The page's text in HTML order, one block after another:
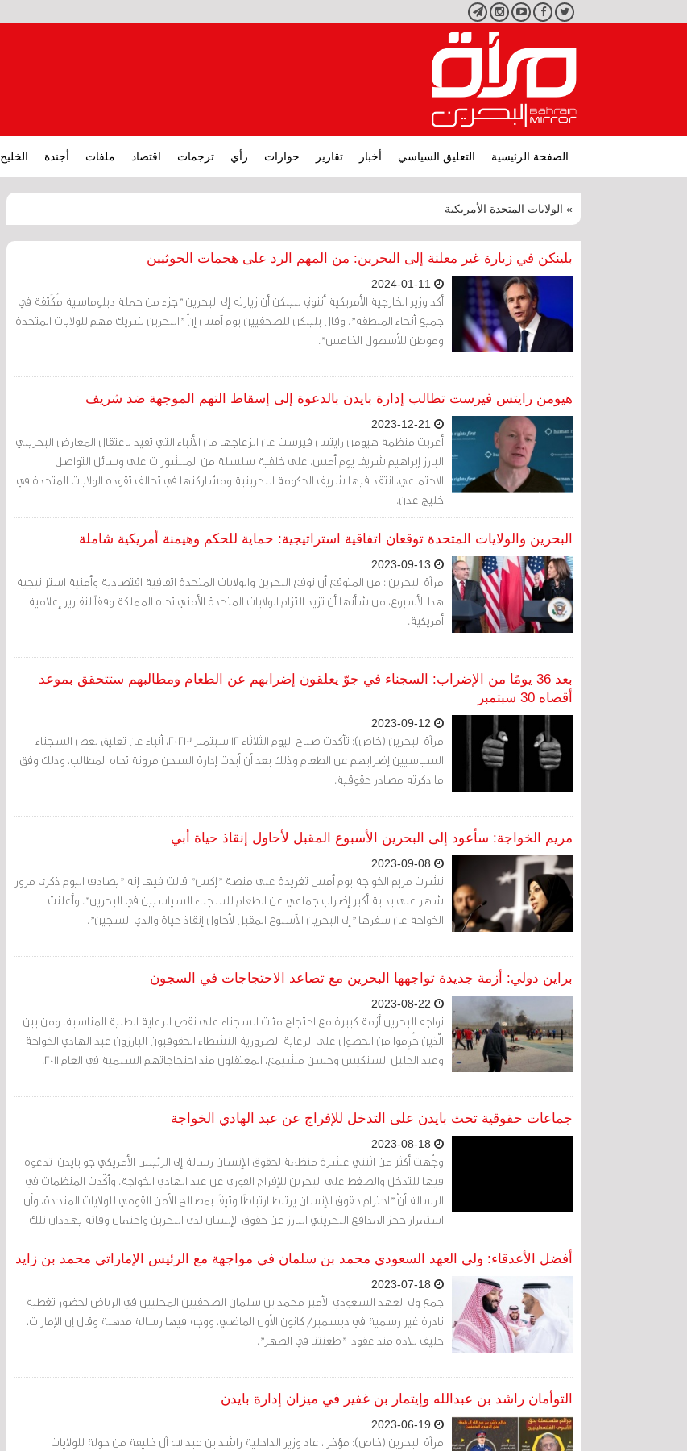
تويتر فيسبوكيوتيوبانستجرامتليجرام
الصفحة الرئيسية التعليق السياسي أخبار تقارير حوارات رأي ترجمات اقتصاد ملفات أجندة الخليج
» الولايات المتحدة الأمريكية
بلينكن في زيارة غير معلنة إلى البحرين: من المهم الرد على هجمات الحوثيين
أكد وزير الخارجية الأمريكية أنتوني بلينكن أن زيارته إلى البحرين "جزء من حملة دبلوماسية مُكَثفة في
جميع أنحاء المنطقة". وقال بلينكن للصحفيين يوم أمس إنّ "البحرين شريك مهم للولايات المتحدة
وموطن للأسطول الخامس".
هيومن رايتس فيرست تطالب إدارة بايدن بالدعوة إلى إسقاط التهم الموجهة ضد شريف
أعربت منظمة هيومن رايتس فيرست عن انزعاجها من الأنباء التي تفيد باعتقال المعارض البحريني
البارز إبراهيم شريف يوم أمس، على خلفية سلسلة من المنشورات على وسائل التواصل
الاجتماعي، انتقد فيها شريف الحكومة البحرينية ومشاركتها في تحالف تقوده الولايات المتحدة في
خليج عدن.
البحرين والولايات المتحدة توقعان اتفاقية استراتيجية: حماية للحكم وهيمنة أمريكية شاملة
مرآة البحرين : من المتوقع أن توقع البحرين والولايات المتحدة اتفاقية اقتصادية وأمنية استراتيجية
هذا الأسبوع، من شأنها أن تزيد التزام الولايات المتحدة الأمني تجاه المملكة وفقاً لتقارير إعلامية
أمريكية.
بعد 36 يومًا من الإضراب: السجناء في جوّ يعلقون إضرابهم عن الطعام ومطالبهم ستتحقق بموعد
أقصاه 30 سبتمبر
مرآة البحرين (خاص): تأكدت صباح اليوم الثلاثاء 12 سبتمبر 2023، أنباء عن تعليق بعض السجناء
السياسيين إضرابهم عن الطعام وذلك بعد أن أبدت إدارة السجن مرونة تجاه المطالب، وذلك وفق
ما ذكرته مصادر حقوقية.
مريم الخواجة: سأعود إلى البحرين الأسبوع المقبل لأحاول إنقاذ حياة أبي
نشرت مريم الخواجة يوم أمس تغريدة على منصة "إكس" قالت فيها إنه "يصادف اليوم ذكرى مرور
شهر على بداية أكبر إضراب جماعي عن الطعام للسجناء السياسيين في البحرين". وأعلنت
الخواجة عن سفرها "إلى البحرين الأسبوع المقبل لأحاول إنقاذ حياة والدي السجين".
براين دولي: أزمة جديدة تواجهها البحرين مع تصاعد الاحتجاجات في السجون
تواجه البحرين أزمة كبيرة مع احتجاج مئات السجناء على نقص الرعاية الطبية المناسبة. ومن بين
الّذين حُرِموا من الحصول على الرعاية الضرورية النشطاء الحقوقيون البارزون عبد الهادي الخواجة
وعبد الجليل السنكيس وحسن مشيمع، المعتقلون منذ احتجاجاتهم السلمية في العام 2011.
جماعات حقوقية تحث بايدن على التدخل للإفراج عن عبد الهادي الخواجة
وجّهت أكثر من اثنتي عشرة منظمة لحقوق الإنسان رسالة إلى الرئيس الأمريكي جو بايدن، تدعوه
فيها للتدخل والضغط على البحرين للإفراج الفوري عن عبد الهادي الخواجة. وأكّدت المنظمات في
الرسالة أنّ "احترام حقوق الإنسان يرتبط ارتباطًا وثيقًا بمصالح الأمن القومي للولايات المتحدة، وأن
استمرار حجز المدافع البحريني البارز عن حقوق الإنسان لدى البحرين واحتمال وفاته يهددان تلك
المصالح" مضيفة أن "وضع الخواجة خطير ويتطلب تجاوبًا عاجلًا".
أفضل الأعدقاء: ولي العهد السعودي محمد بن سلمان في مواجهة مع الرئيس الإماراتي محمد بن زايد
جمع ولي العهد السعودي الأمير محمد بن سلمان الصحفيين المحليين في الرياض لحضور تغطية
نادرة غير رسمية في ديسمبر/ كانون الأول الماضي، ووجه فيها رسالة مذهلة وقال إن الإمارات،
حليف بلاده منذ عقود، "طعنتنا في الظهر".
التوأمان راشد بن عبدالله وإيتمار بن غفير في ميزان إدارة بايدن
مرآة البحرين (خاص): مؤخرا، عاد وزير الداخلية راشد بن عبدالله آل خليفة من جولة للولايات